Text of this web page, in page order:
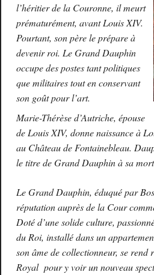
l’héritier de la Couronne, il meurt
prématurément, avant Louis XIV.
Pourtant, son père le prépare à
devenir roi. Le Grand Dauphin
occupe des postes tant politiques
que militaires tout en conservant
son goût pour l’art.
Marie-Thérèse d’Autriche, épouse
de Louis XIV, donne naissance à
au Château de Fontainebleau.
le titre de Grand Dauphin à sa
Le Grand Dauphin, éduqué par
réputation auprès de la Cour
Doté d’une solide culture,
du Roi, installé dans un
son âme de collectionneur, se rend
Royal pour y voir un nouveau